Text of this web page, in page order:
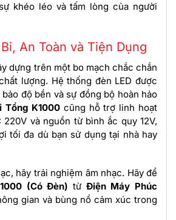
khéo léo và tấm lòng của người
An Toàn và Tiện Dụng
dựng trên một bo mạch chắc chắn
lượng. Hệ thống đèn LED được
độ bền và sự đồng bộ hoàn hảo
Tổng K1000cũng hỗ trợ linh hoạt
và nguồn từ bình ắc quy 12V,
tối đa dù bạn sử dụng tại nhà hay
hãy trải nghiệm âm nhạc. Hãy để
(Có Đèn) từ Điện Máy Phúc
gian và bùng nổ cảm xúc trong